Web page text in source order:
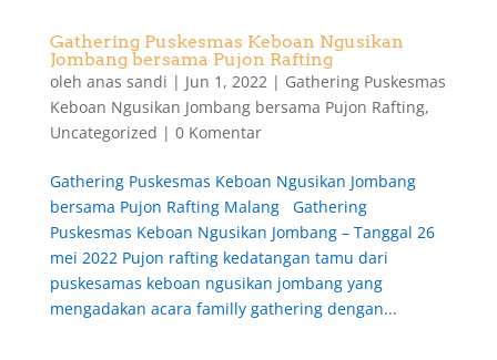
Gathering Puskesmas Keboan Ngusikan
Jombang bersama Pujon Rafting
oleh anas sandi | Jun 1, 2022| Gathering Puskesmas
Keboan Ngusikan Jombang bersama Pujon Rafting,
Uncategorized | 0 Komentar
Gathering Puskesmas Keboan Ngusikan Jombang
bersama Pujon Rafting Malang Gathering
Puskesmas Keboan Ngusikan Jombang – Tanggal 26
mei 2022 Pujon rafting kedatangan tamu dari
puskesamas keboan ngusikan jombang yang
mengadakan acara familly gathering dengan...